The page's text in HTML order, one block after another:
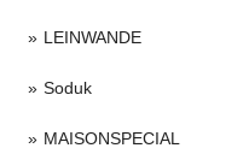
LEINWANDE
Soduk
MAISONSPECIAL